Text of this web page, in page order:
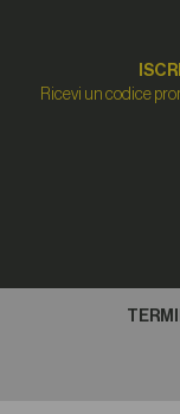
Ricevi un codice